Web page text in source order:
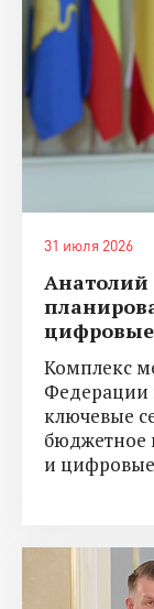
31 июля 2026
Комплекс
Федерации
ключевые
бюджетное
и